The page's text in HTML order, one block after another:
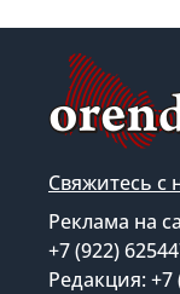
Свяжитесь с
Реклама на
+7 (922)
Редакция: +7